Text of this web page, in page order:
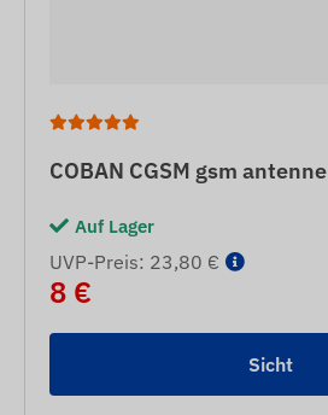
COBAN CGSM gsm antenne
Auf Lager
UVP-Preis: 23,80 €
8 €
Sicht